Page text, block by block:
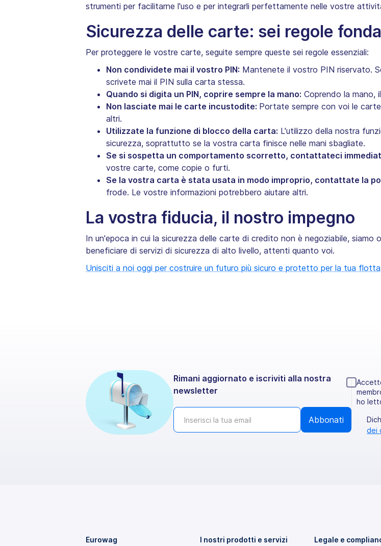
strumenti per facilitarne l'uso e per integrarli perfettamente nelle vostre
Sicurezza delle carte: sei regole
Per proteggere le vostre carte, seguite sempre queste sei regole essenziali:
Non condividete mai il vostro PIN: Mantenete il vostro PIN riservato.
scrivete mai il PIN sulla carta stessa.
Quando si digita un PIN, coprire sempre la mano: Coprendo la mano,
Non lasciate mai le carte incustodite: Portate sempre con voi le
altri.
Utilizzate la funzione di blocco della carta: L'utilizzo della nostra
sicurezza, soprattutto se la vostra carta finisce nelle mani sbagliate.
Se si sospetta un comportamento scorretto, contattateci
vostre carte, come copie o furti.
Se la vostra carta è stata usata in modo improprio, contattate la
frode. Le vostre informazioni potrebbero aiutare altri.
La vostra fiducia, il nostro impegno
In un'epoca in cui la sicurezza delle carte di credito non è negoziabile, siamo
beneficiare di servizi di sicurezza di alto livello, attenti quanto voi.
Unisciti a noi oggi per costruire un futuro più sicuro e protetto per la tua flotta
Rimani aggiornato e iscriviti alla nostra
newsletter
ho
dei
Eurowag
I nostri prodotti e servizi
Legale e